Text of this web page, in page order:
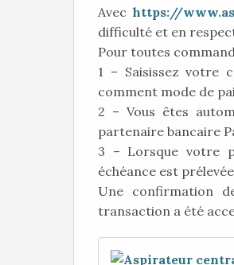
Avec https://
difficulté et en
Pour toutes
1 – Saisissez votre
comment mode de
2 – Vous êtes
partenaire bancaire
3 – Lorsque votre
échéance est prélevée
Une confirmation
transaction a été